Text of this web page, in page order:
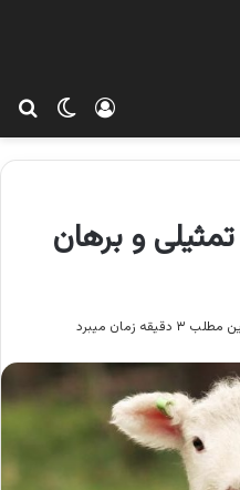
تغییر ورود
و برهان
زمان میبرد